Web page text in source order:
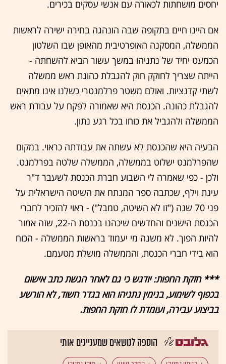
יחסים מושחתות לכאורה עם אנשי עסקים בכירים.
אם היינו חיים בתקופה שבה הונהגה בחירה ישירה לראשות
הממשלה, המסקנה האופרטיבית מהאופן שבו השלטון
הכמעט יחיד של נתניהו במשך עשור הביא להשחתה -
הייתה שצריך לחוקק חוק להגבלת כהונת ראש ממשלה
לשתי קדנציות. ואולם משטר פרלמנטרי כשלנו אינו מתאים
להגבלת כהונה. הכנסת היא שאמורה לפקח על עבודת ראש
הממשלה ולהגביל את כוחו בכל רגע נתון.
הבעיה היא שהכנסת לא עשתה את עבודתה כראוי. במקום
שהפרלמנט ישלוט בממשלה, הממשלה שלטה בפרלמנט.
ולכן - כפי שאמרה לי השבוע חברת הכנסת לשעבר ד"ר
עינת וילף, שכתבה ספר המנתח את השיטה הישראלית על
פני 70 שנה ("זו לא השיטה, טמבל") - ראוי להזכיר לחברי
הכנסת הישנים והחדשים שיכהנו בכנסת ה-22, שזה אמור
להיות הפוך. לא משנה מי יעמוד בראשות הממשלה - הכוח
הוא בידי חברי הכנסת, והממשלה מושלת מטעמם.
*** חזקת החפות: יודגש כי גם לאחר הגשת כתב אישום
בכפוף לשימוע, בנימין נתניהו הוא בגדר חשוד, לא הורשע
בביצוע עבירה, ועומדת לו חזקת החפות.
הוספה לנושאים שמעניינים אותי